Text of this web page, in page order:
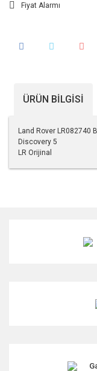
Fiyat Alarmı
ÜRÜN BILGISI
Land Rover LR082740
Discovery 5
LR Orijinal
Ürün resmi
Ürün fiyatı